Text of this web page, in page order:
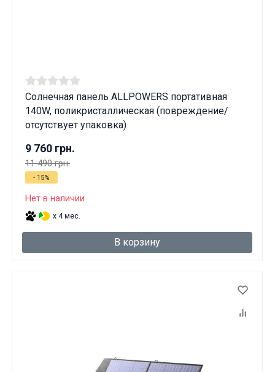
Солнечная панель ALLPOWERS портативная
140W, поликристаллическая (повреждение/
отсутствует упаковка)
9 760 грн.
11 490 грн.
- 15%
Нет в наличии
x 4 мес.
В корзину